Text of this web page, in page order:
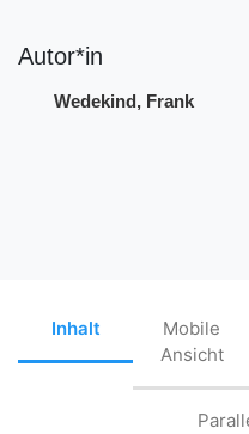
Autor*in
Wedekind, Frank
Inhalt
Mobile
Ansicht